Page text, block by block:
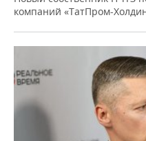
компаний «ТатПром-